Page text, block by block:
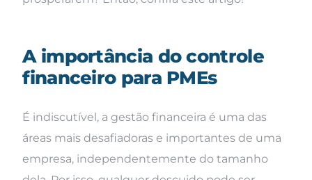
A importância do controle
financeiro para PMEs
É indiscutível, a gestão financeira é uma das
áreas mais desafiadoras e importantes de uma
empresa, independentemente do tamanho